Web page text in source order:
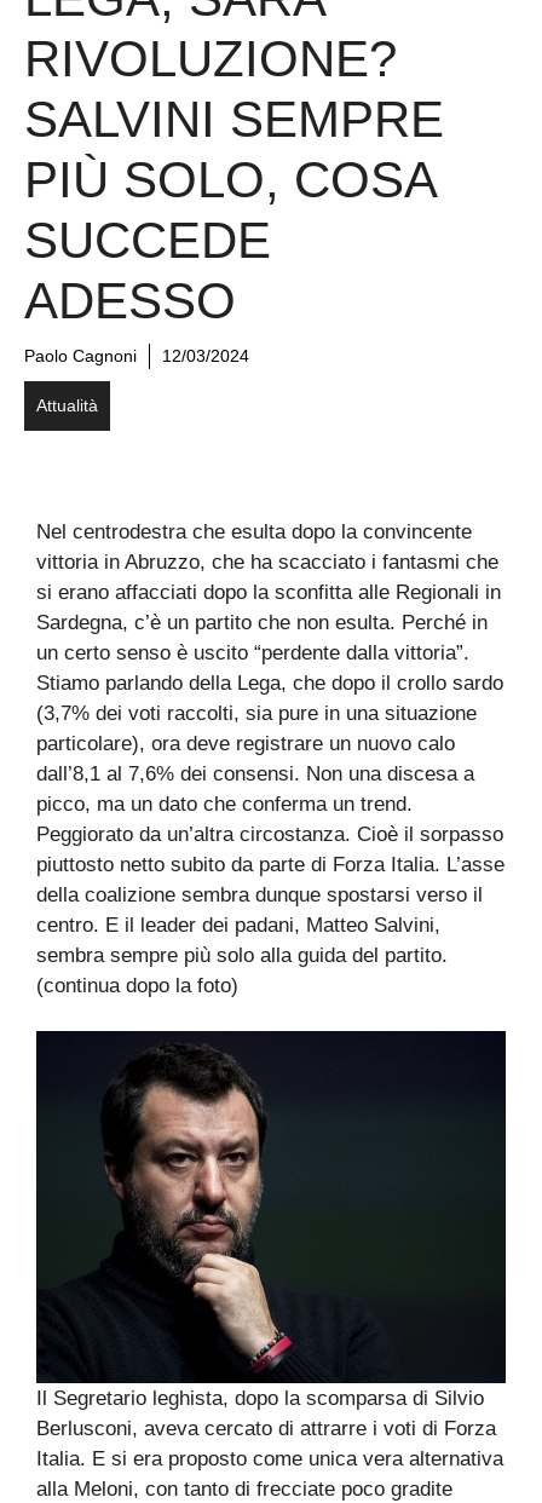
RIVOLUZIONE?
SALVINI SEMPRE
PIÙ SOLO, COSA
SUCCEDE
ADESSO
Paolo Cagnoni 12/03/2024
Attualità
Nel centrodestra che esulta dopo la convincente
vittoria in Abruzzo, che ha scacciato i fantasmi che
si erano affacciati dopo la sconfitta alle Regionali in
Sardegna, c’è un partito che non esulta. Perché in
un certo senso è uscito “perdente dalla vittoria”.
Stiamo parlando della Lega, che dopo il crollo sardo
(3,7% dei voti raccolti, sia pure in una situazione
particolare), ora deve registrare un nuovo calo
dall’8,1 al 7,6% dei consensi. Non una discesa a
picco, ma un dato che conferma un trend.
Peggiorato da un’altra circostanza. Cioè il sorpasso
piuttosto netto subito da parte di Forza Italia. L’asse
della coalizione sembra dunque spostarsi verso il
centro. E il leader dei padani, Matteo Salvini,
sembra sempre più solo alla guida del partito.
(continua dopo la foto)
Il Segretario leghista, dopo la scomparsa di Silvio
Berlusconi, aveva cercato di attrarre i voti di Forza
Italia. E si era proposto come unica vera alternativa
alla Meloni, con tanto di frecciate poco gradite